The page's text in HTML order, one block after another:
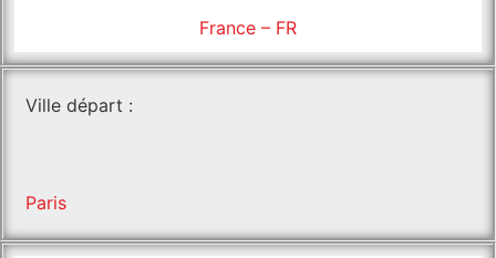
France – FR
Ville départ :
Paris